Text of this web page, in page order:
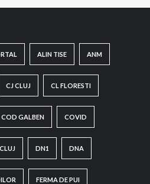
ALIN TISE ANM
CJ CLUJ CL FLORESTI
COD GALBEN COVID
DN1 DNA
FERMA DE PUI